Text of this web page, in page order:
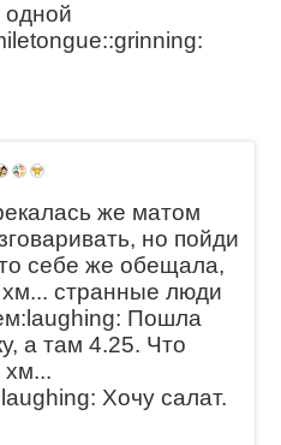
же матом
но пойди
себе же обещала,
хм... странные люди
Пошла
а там 4.25. Что
хм...
Хочу салат.